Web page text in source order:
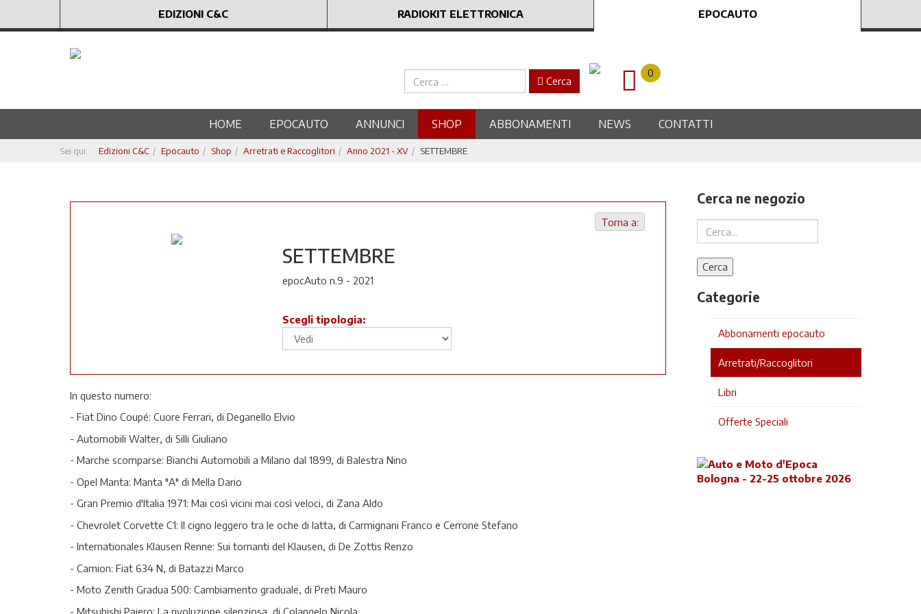
EDIZIONI C&C RADIOKIT ELETTRONICA EPOCAUTO
Cerca Cerca
0
HOME EPOCAUTO ANNUNCI SHOP ABBONAMENTI NEWS CONTATTI
Sei qui: Edizioni C&C Epocauto Shop Arretrati e Raccoglitori Anno 2021 - XV SETTEMBRE
Torna a:
SETTEMBRE
epocAuto n.9 - 2021
Scegli tipologia:
In questo numero:
- Fiat Dino Coupé: Cuore Ferrari, di Deganello Elvio
- Automobili Walter, di Silli Giuliano
- Marche scomparse: Bianchi Automobili a Milano dal 1899, di Balestra Nino
- Opel Manta: Manta "A" di Mella Dario
- Gran Premio d'Italia 1971: Mai così vicini mai così veloci, di Zana Aldo
- Chevrolet Corvette C1: Il cigno leggero tra le oche di latta, di Carmignani Franco e Cerrone Stefano
- Internationales Klausen Renne: Sui tornanti del Klausen, di De Zottis Renzo
- Camion: Fiat 634 N, di Batazzi Marco
- Moto Zenith Gradua 500: Cambiamento graduale, di Preti Mauro
- Mitsubishi Pajero: La rivoluzione silenziosa, di Colangelo Nicola
Cerca ne negozio
Categorie
Abbonamenti epocauto
Arretrati/Raccoglitori
Libri
Offerte Speciali